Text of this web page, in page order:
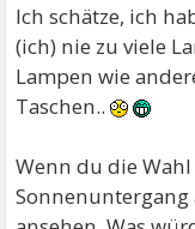
Ich schätze, ich
(ich) nie zu viele
Lampen wie
Taschen..
Wenn du die